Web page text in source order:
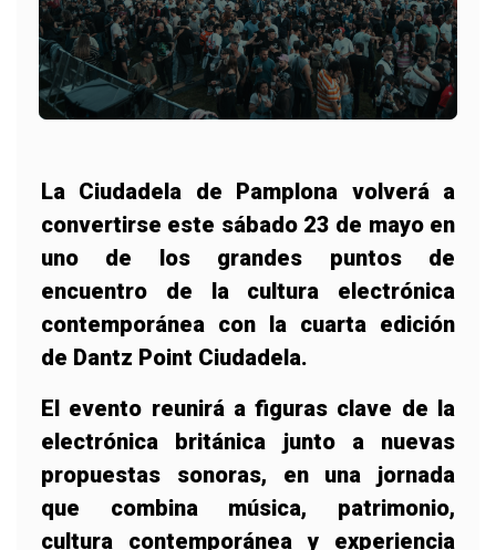
La Ciudadela de Pamplona volverá a
convertirse este sábado 23 de mayo en
uno de los grandes puntos de
encuentro de la cultura electrónica
contemporánea con la cuarta edición
de Dantz Point Ciudadela.
El evento reunirá a figuras clave de la
electrónica británica junto a nuevas
propuestas sonoras, en una jornada
que combina música, patrimonio,
cultura contemporánea y experiencia